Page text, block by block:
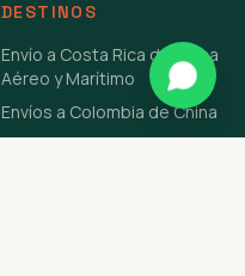
DESTINOS
Envío a Costa Rica de China
Aéreo y Marítimo
Envíos a Colombia de China